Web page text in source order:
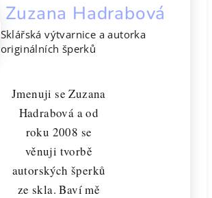
Zuzana Hadrabová
Sklářská výtvarnice a autorka
originálních šperků
Jmenuji se Zuzana
Hadrabová a od
roku 2008 se
věnuji tvorbě
autorských šperků
ze skla. Baví mě